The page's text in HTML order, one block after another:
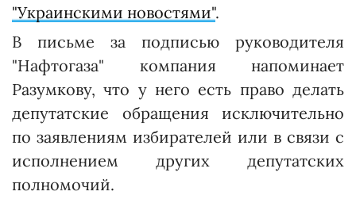
"Украинскими новостями".
В письме за подписью руководителя
"Нафтогаза" компания напоминает
Разумкову, что у него есть право делать
депутатские обращения исключительно
по заявлениям избирателей или в связи с
исполнением других депутатских
полномочий.